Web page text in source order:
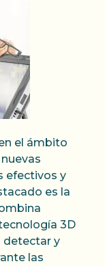
el ámbito
efectivos y
es la
3D
detectar y
las